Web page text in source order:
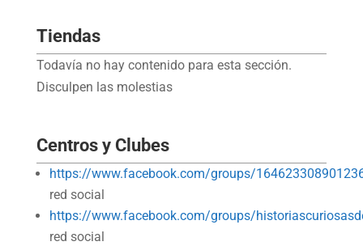
Tiendas
Todavía no hay contenido para esta sección.
Disculpen las molestias
Centros y Clubes
https://www.facebook.com/groups/
red social
https://www.facebook.com/groups/
red social